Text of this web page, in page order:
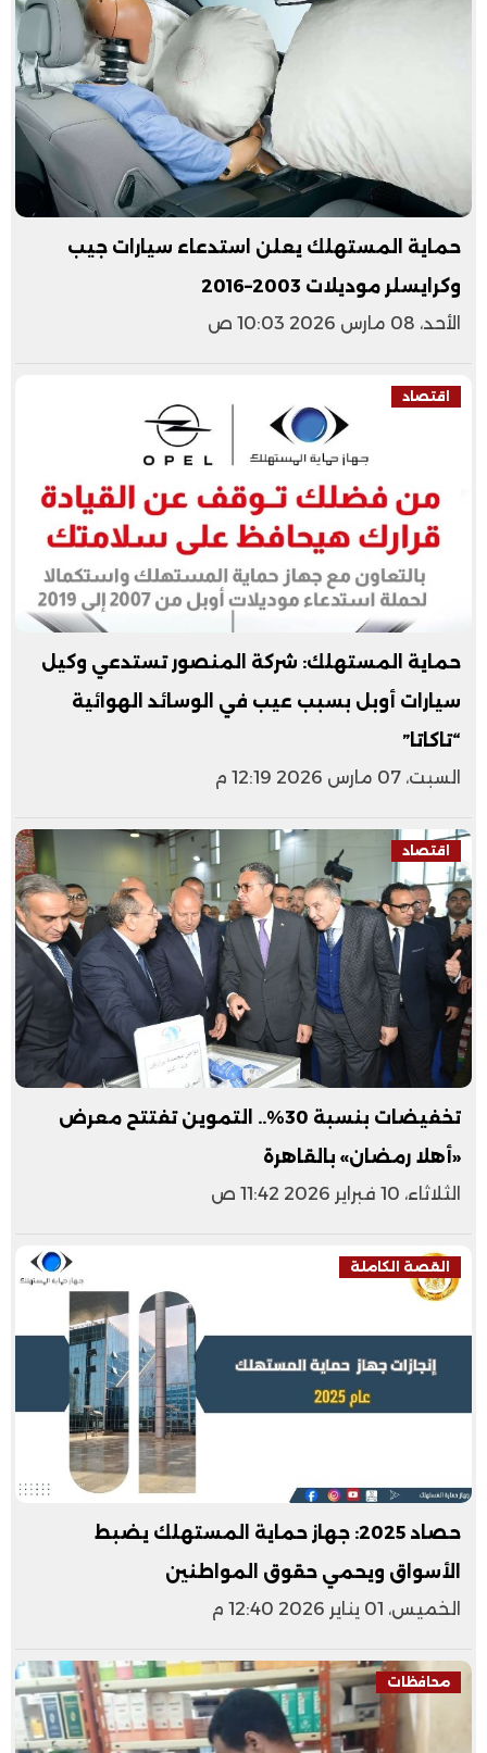
حماية المستهلك يعلن استدعاء سيارات جيب
وكرايسلر موديلات 2003–2016
الأحد، 08 مارس 2026 10:03 ص
اقتصاد
حماية المستهلك: شركة المنصور تستدعي وكيل
سيارات أوبل بسبب عيب في الوسائد الهوائية
“تاكاتا”
السبت، 07 مارس 2026 12:19 م
اقتصاد
تخفيضات بنسبة 30%.. التموين تفتتح معرض
«أهلا رمضان» بالقاهرة
الثلاثاء، 10 فبراير 2026 11:42 ص
القصة الكاملة
حصاد 2025: جهاز حماية المستهلك يضبط
الأسواق ويحمي حقوق المواطنين
الخميس، 01 يناير 2026 12:40 م
محافظات